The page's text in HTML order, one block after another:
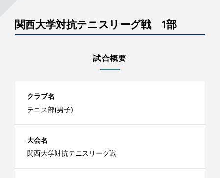
関西大学対抗テニスリーグ戦 1部
試合概要
クラブ名
テニス部(男子)
大会名
関西大学対抗テニスリーグ戦